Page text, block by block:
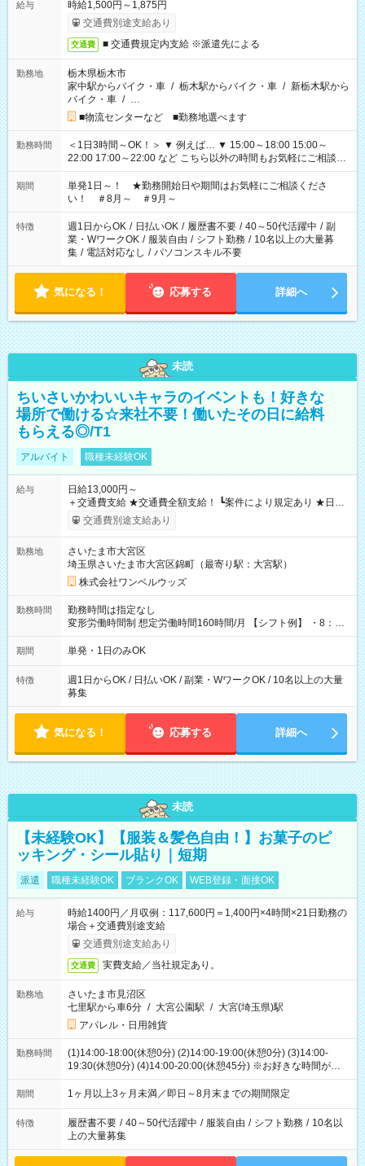
給与
時給1,500円～1,875円
交通費別途支給あり
交通費 ■ 交通費規定内支給 ※派遣先による
勤務地
栃木県栃木市
家中駅からバイク・車 / 栃木駅からバイク・車 / 新栃木駅から
バイク・車 / …
■物流センターなど ■勤務地選べます
勤務時間
＜1日3時間～OK！＞ ▼ 例えば… ▼ 15:00～18:00 15:00～
22:00 17:00～22:00 など こちら以外の時間もお気軽にご相談く
ださい！
期間
単発1日～！ ★勤務開始日や期間はお気軽にご相談くださ
い！ ＃8月～ ＃9月～
特徴 週1日からOK / 日払いOK / 履歴書不要 / 40～50代活躍中 / 副
業・WワークOK / 服装自由 / シフト勤務 / 10名以上の大量募
集 / 電話対応なし / パソコンスキル不要
気になる！ 応募する 詳細へ
未読
ちいさいかわいいキャラのイベントも！好きな
場所で働ける☆来社不要！働いたその日に給料
もらえる◎/T1
アルバイト 職種未経験OK
給与
日給13,000円～
＋交通費支給 ★交通費全額支給！ ┗案件により規定あり ★日払
いOK！（規定あり） ┗働いたその日に現金GET♪ お仕事後はコ
ンビニATMから 日払い分を引き落とせます！ 【試用期間】試
交通費別途支給あり
勤務地
さいたま市大宮区
埼玉県さいたま市大宮区錦町（最寄り駅：大宮駅）
株式会社ワンベルウッズ
勤務時間
勤務時間は指定なし
変形労働時間制 想定労働時間160時間/月 【シフト例】 ・8：00
～21：00
期間 単発・1日のみOK
特徴
週1日からOK / 日払いOK / 副業・WワークOK / 10名以上の大量
募集
気になる！ 応募する 詳細へ
未読
【未経験OK】【服装＆髪色自由！】お菓子のピ
ッキング・シール貼り｜短期
派遣 職種未経験OK ブランクOK WEB登録・面接OK
給与
時給1400円／月収例：117,600円＝1,400円×4時間×21日勤務の
場合＋交通費別途支給
交通費別途支給あり
交通費 実費支給／当社規定あり。
勤務地
さいたま市見沼区
七里駅から車6分 / 大宮公園駅 / 大宮(埼玉県)駅
アパレル・日用雑貨
勤務時間
(1)14:00-18:00(休憩0分) (2)14:00-19:00(休憩0分) (3)14:00-
19:30(休憩0分) (4)14:00-20:00(休憩45分) ※お好きな時間が選べ
ます
期間 1ヶ月以上3ヶ月未満／即日～8月末までの期間限定
特徴 履歴書不要 / 40～50代活躍中 / 服装自由 / シフト勤務 / 10名以
上の大量募集